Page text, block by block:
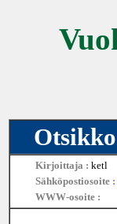
Kirjoittaja : ketl
Sähköpostiosoite :
WWW-osoite :